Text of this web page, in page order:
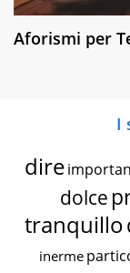
Aforismi per
I
dire
dolce
tranquillo
inerme